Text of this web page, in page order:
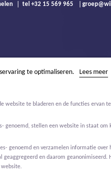
tel +32 15 569 965
Innovatie
te optimaliseren. Lees meer
website te bladeren en de functies ervan
genoemd, stellen een website in staat
genoemd en verzamelen informatie
en daarom geanonimiseerd.
website.